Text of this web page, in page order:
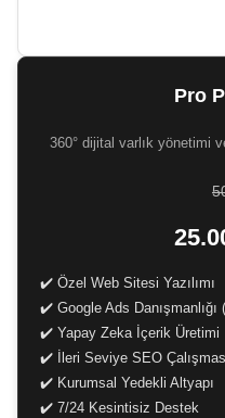
Pro
360° dijital varlık yönetimi
✔️ Özel Web Sitesi Yazılımı
✔️ Google Ads Danışmanlığı
✔️ Yapay Zeka İçerik Üretimi
✔️ İleri Seviye SEO
✔️ Kurumsal Yedekli Altyapı
✔️ 7/24 Kesintisiz Destek